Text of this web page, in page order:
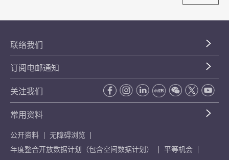
联络我们
订阅电邮通知
关注我们
常用资料
公开资料
无障碍浏览
年度整合开放数据计划（包含空间数据计划）
平等机会